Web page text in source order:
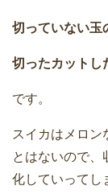
切っていない
切ったカット
です。
スイカはメロン
とはないので、
化していってし